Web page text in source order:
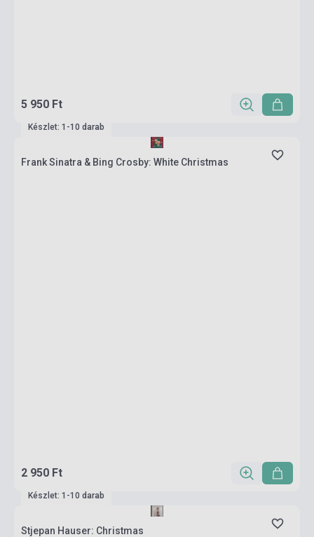
5 950 Ft
Készlet: 1-10 darab
Frank Sinatra & Bing Crosby: White Christmas
2 950 Ft
Készlet: 1-10 darab
Stjepan Hauser: Christmas